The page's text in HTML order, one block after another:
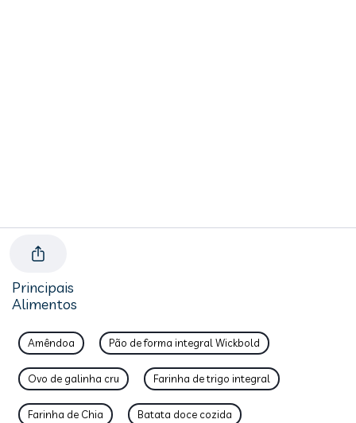
Principais
Alimentos
Amêndoa Pão de forma integral Wickbold
Ovo de galinha cru Farinha de trigo integral
Farinha de Chia Batata doce cozida